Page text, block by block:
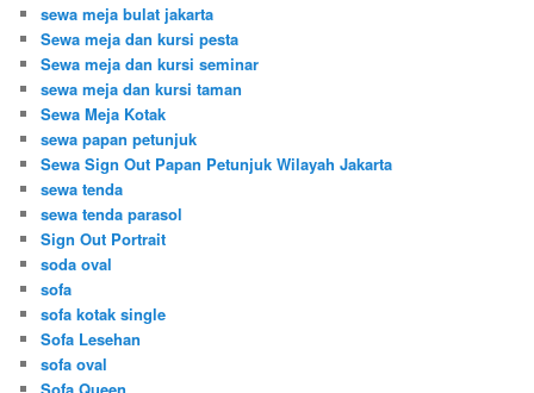
sewa meja bulat jakarta
Sewa meja dan kursi pesta
Sewa meja dan kursi seminar
sewa meja dan kursi taman
Sewa Meja Kotak
sewa papan petunjuk
Sewa Sign Out Papan Petunjuk Wilayah Jakarta
sewa tenda
sewa tenda parasol
Sign Out Portrait
soda oval
sofa
sofa kotak single
Sofa Lesehan
sofa oval